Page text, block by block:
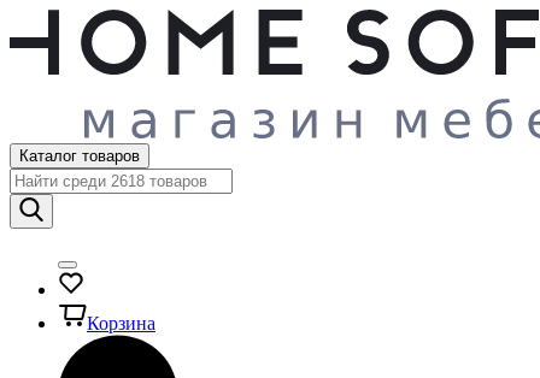
Каталог товаров
Корзина